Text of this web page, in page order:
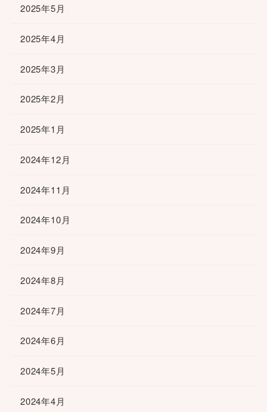
2025年5月
2025年4月
2025年3月
2025年2月
2025年1月
2024年12月
2024年11月
2024年10月
2024年9月
2024年8月
2024年7月
2024年6月
2024年5月
2024年4月